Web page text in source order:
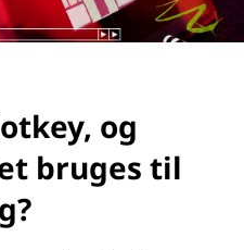
og
bruges til